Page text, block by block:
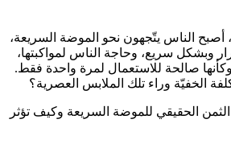
الناس يتّجهون نحو الموضة السريعة،
وبشكل سريع، وحاجة الناس لمواكبتها،
صالحة للاستعمال لمرة واحدة فقط.
الخفيّة وراء تلك الملابس العصرية؟
الحقيقي للموضة السريعة وكيف تؤثر